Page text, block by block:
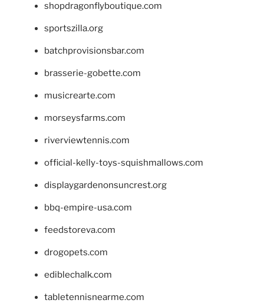
shopdragonflyboutique.com
sportszilla.org
batchprovisionsbar.com
brasserie-gobette.com
musicrearte.com
morseysfarms.com
riverviewtennis.com
official-kelly-toys-squishmallows.com
displaygardenonsuncrest.org
bbq-empire-usa.com
feedstoreva.com
drogopets.com
ediblechalk.com
tabletennisnearme.com